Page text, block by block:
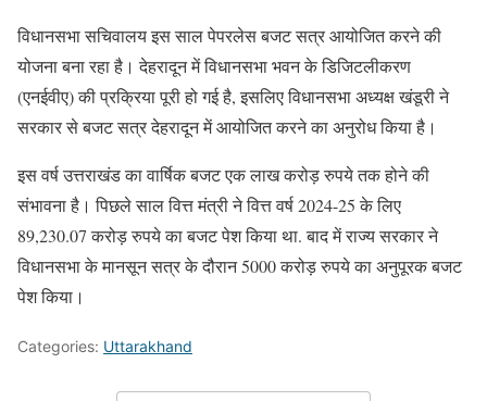
विधानसभा सचिवालय इस साल पेपरलेस बजट सत्र आयोजित करने की
योजना बना रहा है। देहरादून में विधानसभा भवन के डिजिटलीकरण
(एनईवीए) की प्रक्रिया पूरी हो गई है, इसलिए विधानसभा अध्यक्ष खंडूरी ने
सरकार से बजट सत्र देहरादून में आयोजित करने का अनुरोध किया है।
इस वर्ष उत्तराखंड का वार्षिक बजट एक लाख करोड़ रुपये तक होने की
संभावना है। पिछले साल वित्त मंत्री ने वित्त वर्ष 2024-25 के लिए
89,230.07 करोड़ रुपये का बजट पेश किया था. बाद में राज्य सरकार ने
विधानसभा के मानसून सत्र के दौरान 5000 करोड़ रुपये का अनुपूरक बजट
पेश किया।
Categories: Uttarakhand